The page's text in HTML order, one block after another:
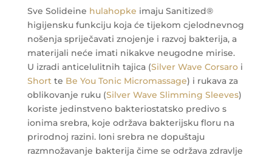
Sve Solideine hulahopke imaju Sanitized®
higijensku funkciju koja će tijekom cjelodnevnog
nošenja spriječavati znojenje i razvoj bakterija, a
materijali neće imati nikakve neugodne mirise.
U izradi anticelulitnih tajica (Silver Wave Corsaroi
Shortte Be You Tonic Micromassage) i rukava za
oblikovanje ruku (Silver Wave Slimming Sleeves)
koriste jedinstveno bakteriostatsko predivo s
ionima srebra, koje održava bakterijsku floru na
prirodnoj razini. Ioni srebra ne dopuštaju
razmnožavanje bakterija čime se održava zdravlje